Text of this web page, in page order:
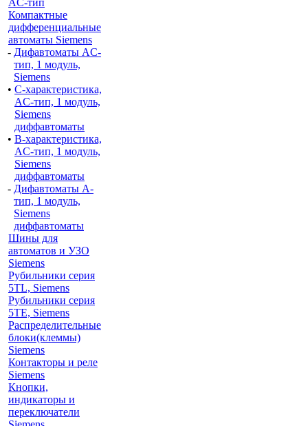
AС-тип
Компактные
дифференциальные
автоматы Siemens
- Дифавтоматы AC-
тип, 1 модуль,
Siemens
• С-характеристика,
AC-тип, 1 модуль,
Siemens
диффавтоматы
• B-характеристика,
AC-тип, 1 модуль,
Siemens
диффавтоматы
- Дифавтоматы A-
тип, 1 модуль,
Siemens
диффавтоматы
Шины для
автоматов и УЗО
Siemens
Рубильники серия
5TL, Siemens
Рубильники серия
5TE, Siemens
Распределительные
блоки(клеммы)
Siemens
Контакторы и реле
Siemens
Кнопки,
индикаторы и
переключатели